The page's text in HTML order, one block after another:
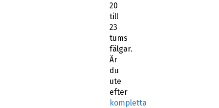
20
till
23
tums
fälgar.
Är
du
ute
efter
kompletta